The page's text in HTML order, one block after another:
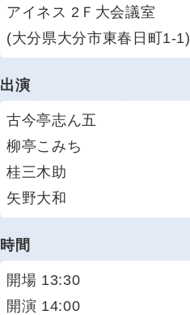
アイネス 2Ｆ大会議室
(大分県大分市東春日町1-1)
出演
古今亭志ん五
柳亭こみち
桂三木助
矢野大和
時間
開場 13:30
開演 14:00